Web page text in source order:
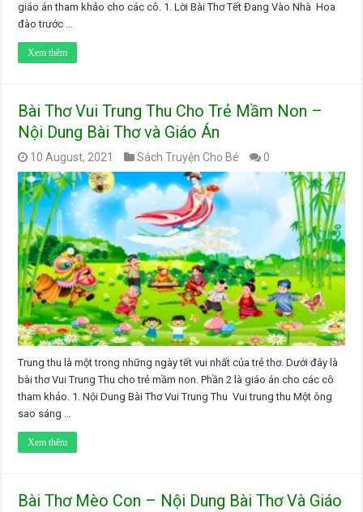
giáo án tham khảo cho các cô. 1. Lời Bài Thơ Tết Đang Vào Nhà Hoa
đào trước …
Xem thêm
Bài Thơ Vui Trung Thu Cho Trẻ Mầm Non –
Nội Dung Bài Thơ và Giáo Án
10 August, 2021 Sách Truyện Cho Bé 0
Trung thu là một trong những ngày tết vui nhất của trẻ thơ. Dưới đây là
bài thơ Vui Trung Thu cho trẻ mầm non. Phần 2 là giáo án cho các cô
tham khảo. 1. Nội Dung Bài Thơ Vui Trung Thu Vui trung thu Một ông
sao sáng …
Xem thêm
Bài Thơ Mèo Con – Nội Dung Bài Thơ Và Giáo